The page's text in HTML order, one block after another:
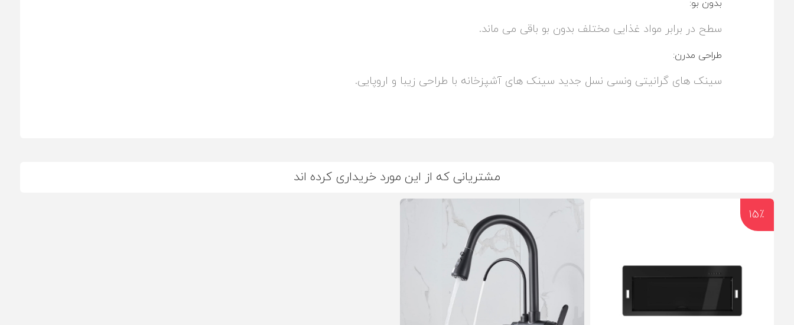
بدون بو:
سطح در برابر مواد غذایی مختلف بدون بو باقی می ماند.
طراحی مدرن:
سینک های گرانیتی ونسی نسل جدید سینک های آشپزخانه با طراحی زیبا و اروپایی.
مشتریانی که از این مورد خریداری کرده اند
15٪